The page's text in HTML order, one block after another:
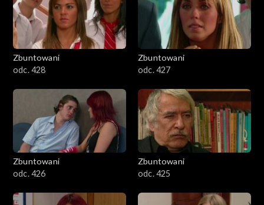
Zbuntowani
odc. 428
Zbuntowani
odc. 427
Zbuntowani
odc. 426
Zbuntowani
odc. 425